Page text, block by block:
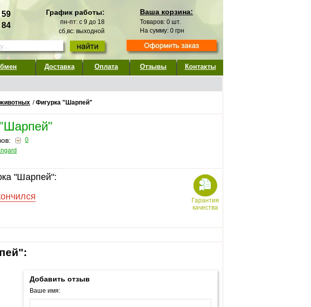
59
84
График работы:
пн-пт: с 9 до 18
сб,вс: выходной
Ваша корзина:
Товаров: 0 шт.
На сумму: 0 грн
Доставка Оплата Отзывы Контакты
/Фигурка "Шарпей"
0
"Шарпей":
Гарантия
качества
Добавить отзыв
Ваше имя: